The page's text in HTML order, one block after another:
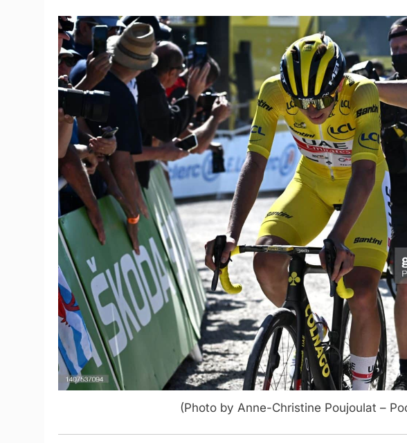
(Photo by Anne-Christine Poujoulat –